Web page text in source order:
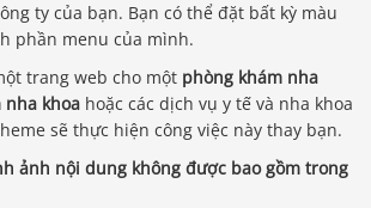
ty của bạn. Bạn có thể đặt bất kỳ màu
phần menu của mình.
trang web cho một phòng khám nha
nha khoa hoặc các dịch vụ y tế và nha khoa
sẽ thực hiện công việc này thay bạn.
ảnh nội dung không được bao gồm trong